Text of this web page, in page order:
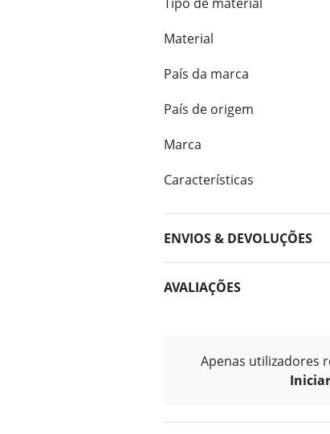
Material
País da marca
País de origem
Marca
Características
ENVIOS & DEVOLUÇÕES
AVALIAÇÕES
Apenas utilizadores